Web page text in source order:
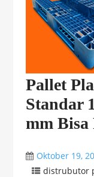
Pallet
Standar
mm Bisa
Oktober 19,
distrubutor